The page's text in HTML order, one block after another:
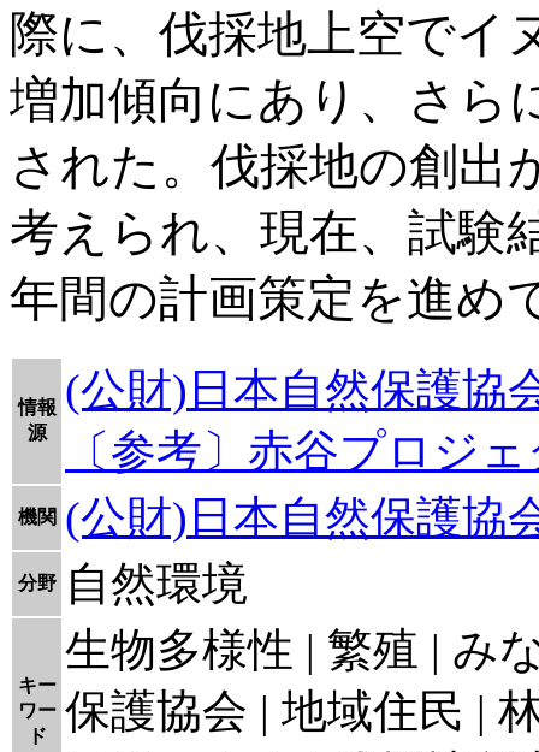
際に、伐採地上空でイ
増加傾向にあり、さら
された。伐採地の創出
考えられ、現在、試験
年間の計画策定を進め
情報
源
(公財)日本自然保護
〔参考〕赤谷プロジ
機関 (公財)日本自然保護協
分野 自然環境
キー
ワー
ド
生物多様性 | 繁殖 | み
保護協会 | 地域住民 |